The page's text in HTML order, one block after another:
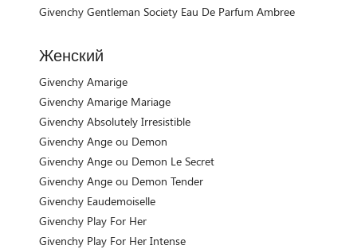
Givenchy Gentleman Society Eau De Parfum Ambree
Женский
Givenchy Amarige
Givenchy Amarige Mariage
Givenchy Absolutely Irresistible
Givenchy Ange ou Demon
Givenchy Ange ou Demon Le Secret
Givenchy Ange ou Demon Tender
Givenchy Eaudemoiselle
Givenchy Play For Her
Givenchy Play For Her Intense